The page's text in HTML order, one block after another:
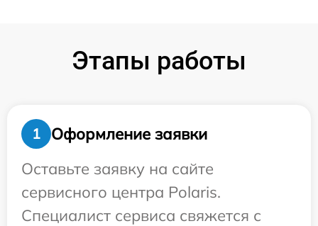
Этапы работы
1
Оформление заявки
Оставьте заявку на сайте
сервисного центра Polaris.
Специалист сервиса свяжется с